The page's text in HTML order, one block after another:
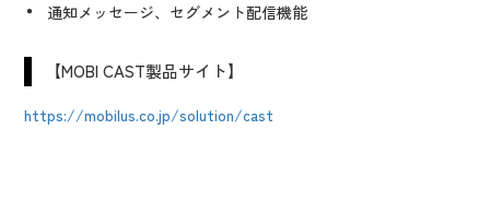
通知メッセージ、セグメント配信機能
【MOBI CAST製品サイト】
https://mobilus.co.jp/solution/cast